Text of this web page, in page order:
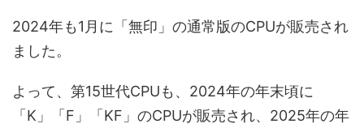
2024年も1月に「無印」の通常版のCPUが販売され
ました。
よって、第15世代CPUも、2024年の年末頃に
「K」「F」「KF」のCPUが販売され、2025年の年